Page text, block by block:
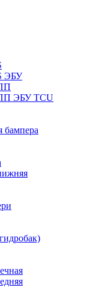
ЭБУ
ЭБУ TCU
бампера